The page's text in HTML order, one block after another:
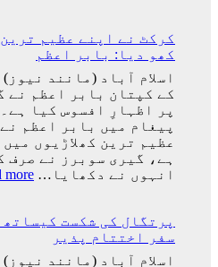
آ
کا
بند
ہوا،
جو
اچھا
کھیلے
گا
وہ
ٹیم
ہوگا:
فاطمہ
ثنا
کرکٹ نے اپنے عظیم
کھو دیا: بابر اعظم
اسلام آباد (مانند
کے کپتان بابر اعظم نے
پر اظہارِ افسوس کیا
پیغام میں بابر اعظم
عظیم ترین کھلاڑیوں
ہے، گیری سوبرز نے صرف
انہوں نے دکھایا… more
پرتگال کی شکست
سفر اختتام پذیر